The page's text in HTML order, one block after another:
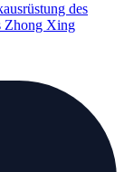
des
Zhong Xing